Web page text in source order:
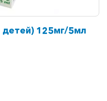
детей) 125мг/5мл